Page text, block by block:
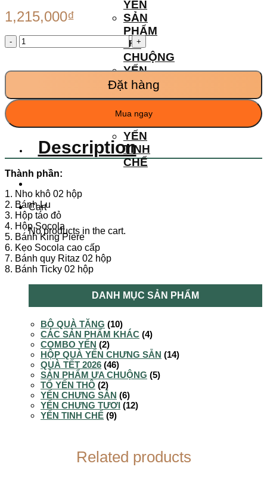
YẾN
SẢN
PHẨM
ƯA
CHUỘNG
YẾN
CHƯNG
TƯƠI
TỔ YẾN
YẾN
TINH
CHẾ
Cart
No products in the cart.
1,215,000₫
XUÂN
GIA
034
Đặt hàng
Mua ngay
Description
Thành phần:
1. Nho khô 02 hộp
2. Bánh Lu
3. Hộp táo đỏ
4. Hộp Socola
5. Bánh King Piere
6. Kẹo Socola cao cấp
7. Bánh quy Ritaz 02 hộp
8. Bánh Ticky 02 hộp
DANH MỤC SẢN PHẨM
BỘ QUÀ TẶNG (10)
CÁC SẢN PHẨM KHÁC (4)
COMBO YẾN (2)
HỘP QUÀ YẾN CHƯNG SẴN (14)
QUÀ TẾT 2026 (46)
SẢN PHẨM ƯA CHUỘNG (5)
TỔ YẾN THÔ (2)
YẾN CHƯNG SẴN (6)
YẾN CHƯNG TƯƠI (12)
YẾN TINH CHẾ (9)
Related products